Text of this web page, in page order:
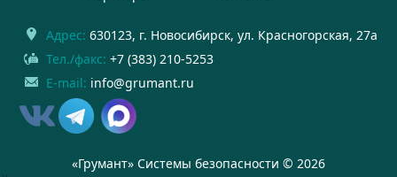
Адрес: 630123, г. Новосибирск, ул. Красногорская, 27а
Тел./факс: +7 (383) 210-5253
E-mail: info@grumant.ru
«Грумант» Системы безопасности © 2026